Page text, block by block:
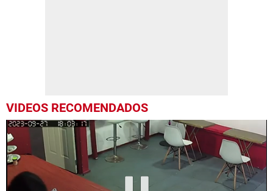
VIDEOS RECOMENDADOS